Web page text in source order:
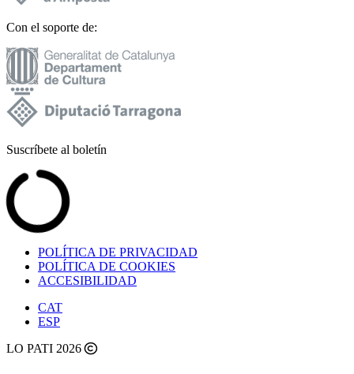
Con el soporte de:
Suscríbete al boletín
POLÍTICA DE PRIVACIDAD
POLÍTICA DE COOKIES
ACCESIBILIDAD
CAT
ESP
LO PATI 2026